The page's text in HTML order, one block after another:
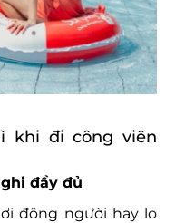
ì khi đi công viên
đầy đủ
ơi đông người hay lo